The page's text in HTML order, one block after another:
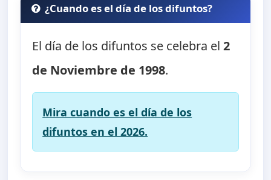
¿Cuando es el día de los difuntos?
El día de los difuntos se celebra el2
de Noviembre de 1998.
Mira cuando es el día de los
difuntos en el 2026.